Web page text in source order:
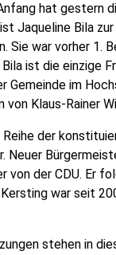
hat gestern
Jaqueline Bila
Sie war vorher 1.
ist die einzige
Gemeinde im
Klaus-Rainer
der
Neuer
von der CDU. Er
Kersting war seit
stehen in